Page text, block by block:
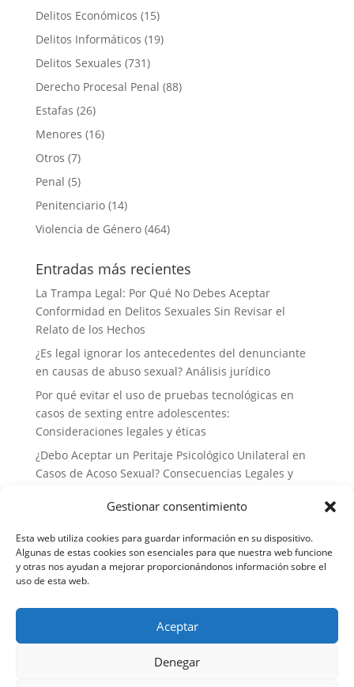
Gestionar consentimiento
Esta web utiliza cookies para guardar información en su dispositivo.
Algunas de estas cookies son esenciales para que nuestra web funcione
y otras nos ayudan a mejorar proporcionándonos información sobre el
uso de esta web.
Aceptar
Denegar
Delitos Económicos (15)
Delitos Informáticos (19)
Delitos Sexuales (731)
Derecho Procesal Penal (88)
Estafas (26)
Menores (16)
Otros (7)
Penal (5)
Penitenciario(14)
Violencia de Género(464)
Entradas más recientes
La Trampa Legal: Por Qué No Debes Aceptar
Conformidad en Delitos Sexuales Sin Revisar el
Relato de los Hechos
¿Es legal ignorar los antecedentes del denunciante
en causas de abuso sexual? Análisis jurídico
Por qué evitar el uso de pruebas tecnológicas en
casos de sexting entre adolescentes:
Consideraciones legales y éticas
¿Debo Aceptar un Peritaje Psicológico Unilateral en
Casos de Acoso Sexual? Consecuencias Legales y
Por qué no deberías delegar tu defensa a abogados
generalistas en casos de delitos sexuales: la
importancia de la especialización
Política de cookies
Política de privacidad